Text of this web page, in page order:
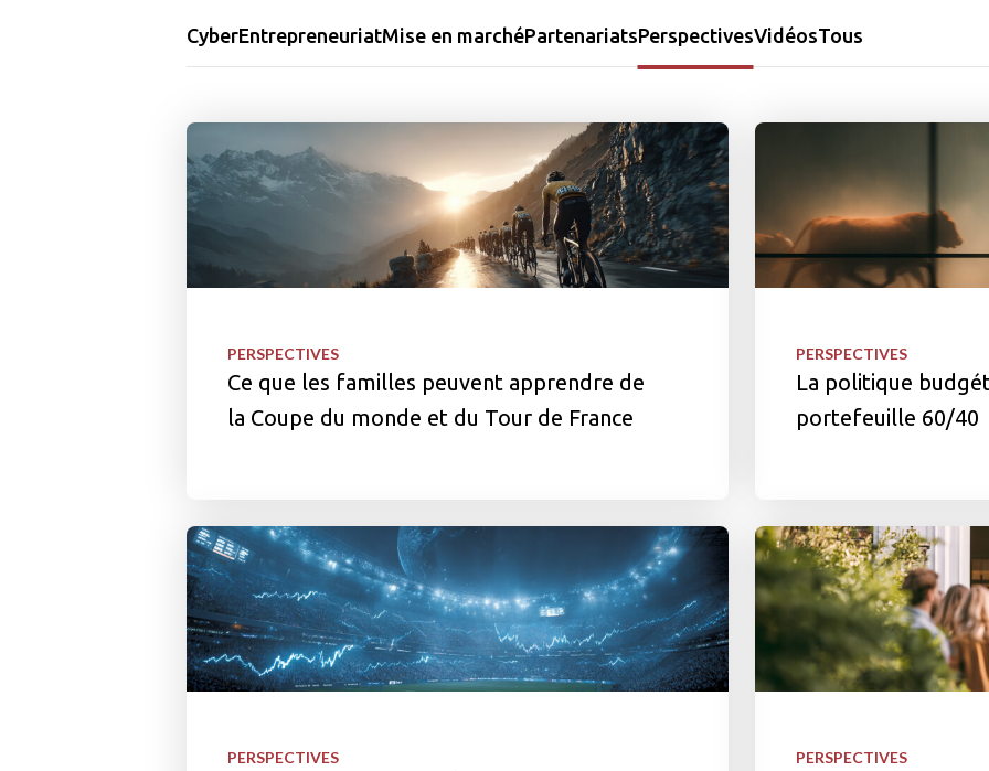
CyberEntrepreneuriatMise en marchéPartenariatsPerspectivesVidéosTous
PERSPECTIVES
Ce que les familles peuvent apprendre de
la Coupe du monde et du Tour de France
PERSPECTIVES
La politique
portefeuille 60/40
PERSPECTIVES PERSPECTIVES